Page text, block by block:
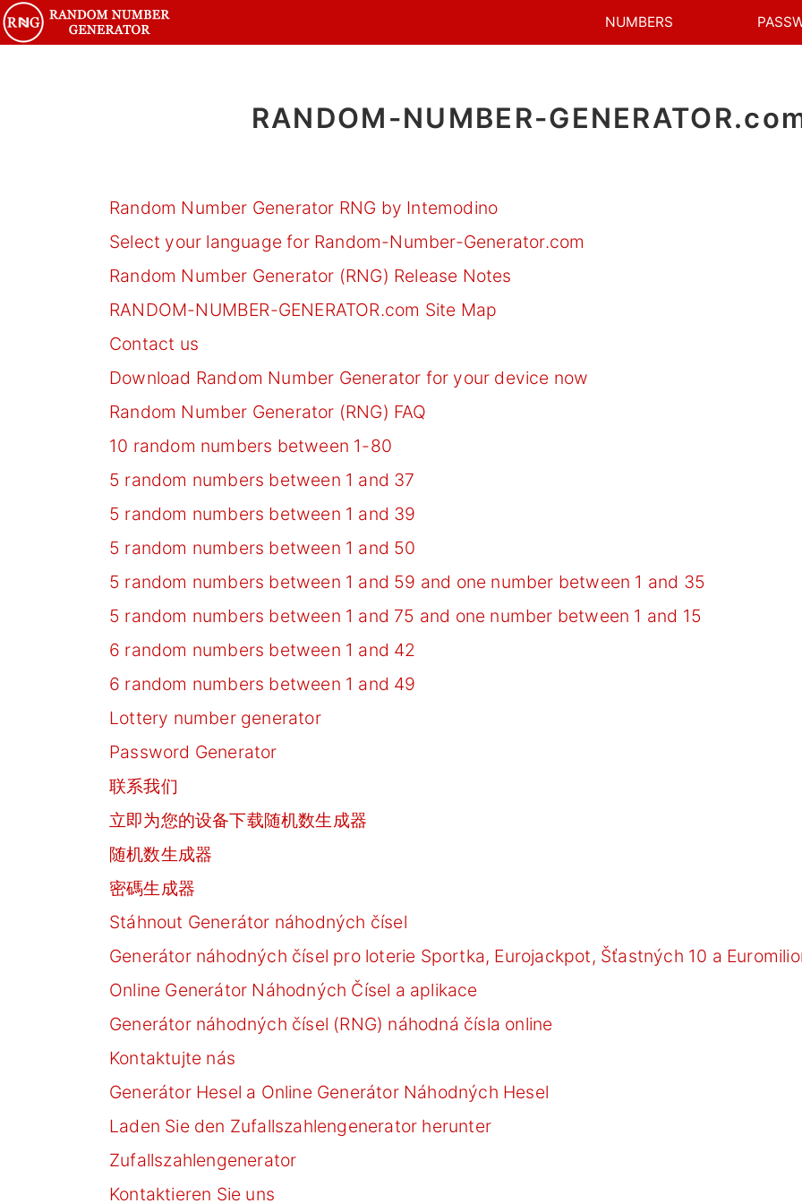
NUMBERS
RANDOM-NUMBER-
Random Number Generator RNG by Intemodino
Select your language for Random-Number-Generator.com
Random Number Generator (RNG) Release Notes
RANDOM-NUMBER-GENERATOR.com Site Map
Contact us
Download Random Number Generator for your device now
Random Number Generator (RNG) FAQ
10 random numbers between 1-80
5 random numbers between 1 and 37
5 random numbers between 1 and 39
5 random numbers between 1 and 50
5 random numbers between 1 and 59 and one number between 1 and 35
5 random numbers between 1 and 75 and one number between 1 and 15
6 random numbers between 1 and 42
6 random numbers between 1 and 49
Lottery number generator
Password Generator
联系我们
立即为您的设备下载随机数生成器
随机数生成器
密碼生成器
Stáhnout Generátor náhodných čísel
Generátor náhodných čísel pro loterie Sportka, Eurojackpot, Šťastných 10 a
Online Generátor Náhodných Čísel a aplikace
Generátor náhodných čísel (RNG) náhodná čísla online
Kontaktujte nás
Generátor Hesel a Online Generátor Náhodných Hesel
Laden Sie den Zufallszahlengenerator herunter
Zufallszahlengenerator
Kontaktieren Sie uns